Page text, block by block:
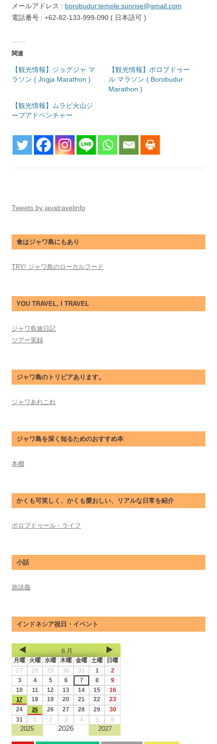
メールアドレス : borobudur.temple.sunrise@gmail.com
電話番号 : +62-82-133-999-090 ( 日本語可 )
関連
【観光情報】ジョグジャ マ
ラソン ( Jogja Marathon )
【観光情報】ボロブドゥー
ル マラソン ( Borobudur
Marathon )
【観光情報】ムラピ火山ジ
ープアドベンチャー
Tweets by javatravelinfo
食はジャワ島にもあり
TRY! ジャワ島のローカルフード
YOU TRAVEL, I TRAVEL
ジャワ島旅日記
ツアー実録
ジャワ島のトリビアあります。
ジャワあれこれ
ジャワ島を深く知るためのおすすめ本
本棚
かくも可笑しく、かくも愛おしい、リアルな日常を紹介
ボロブドゥール・ライフ
小話
旅談義
インドネシア祝日・イベント
８月
月曜 火曜 水曜 木曜 金曜 土曜
日曜
27
28 29 30 31 1
2
3
4 5 6 7 8
9
10
11 12 13 14 15 16
17 18 19 20 21 22
23
24
25 26 27 28 29
30
31
1 2 3 4 5 6
2025 2026 2027